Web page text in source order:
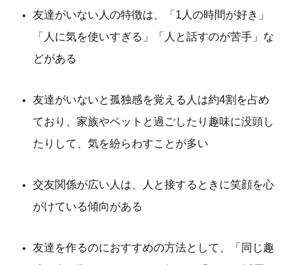
友達がいない人の特徴は、「1人の時間が好き」
「人に気を使いすぎる」「人と話すのが苦手」な
どがある
友達がいないと孤独感を覚える人は約4割を占め
ており、家族やペットと過ごしたり趣味に没頭し
たりして、気を紛らわすことが多い
交友関係が広い人は、人と接するときに笑顔を心
がけている傾向がある
友達を作るのにおすすめの方法として、「同じ趣